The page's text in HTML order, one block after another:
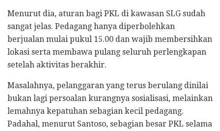
Menurut dia, aturan bagi PKL di kawasan SLG sudah
sangat jelas. Pedagang hanya diperbolehkan
berjualan mulai pukul 15.00 dan wajib membersihkan
lokasi serta membawa pulang seluruh perlengkapan
setelah aktivitas berakhir.
Masalahnya, pelanggaran yang terus berulang dinilai
bukan lagi persoalan kurangnya sosialisasi, melainkan
lemahnya kepatuhan sebagian kecil pedagang.
Padahal, menurut Santoso, sebagian besar PKL selama